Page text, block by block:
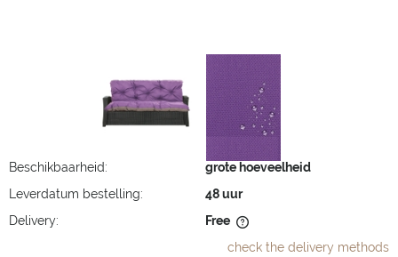
Beschikbaarheid:
grote hoeveelheid
Leverdatum bestelling:
48 uur
Delivery:
Free
check the delivery methods